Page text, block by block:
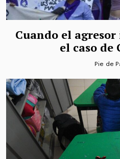
Cuando el
el caso de
Pie de